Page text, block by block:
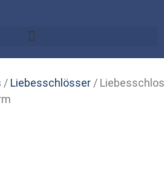
/ Liebesschlösser /